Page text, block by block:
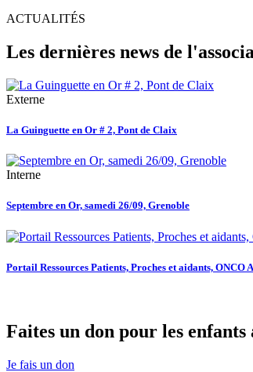
ACTUALITÉS
Les dernières news de
Externe
La Guinguette en Or # 2, Pont de Claix
Interne
Septembre en Or, samedi 26/09, Grenoble
Portail Ressources Patients, Proches et aidants, ONCO
Faites un don pour les
Je fais un don